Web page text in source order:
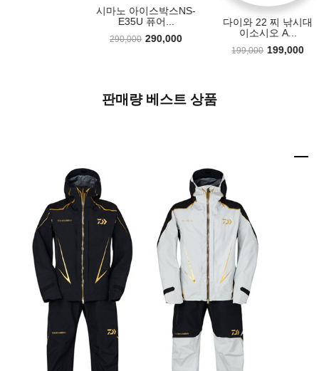
다이와 22 찌 낚시대
이소시오 A...
시마노 16 스티레
HG 우핸들
520,000 520,000
판매량 베스트 상품